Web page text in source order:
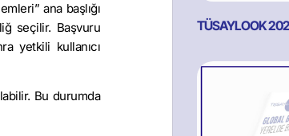
ana başlığı
seçilir. Başvuru
yetkili kullanıcı
Bu durumda
TÜSAYLOOK